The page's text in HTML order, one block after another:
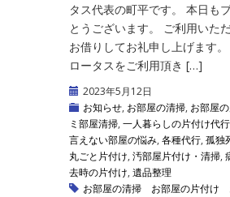
タス代表の町平です。 本日も
とうございます。 ご利用いた
お借りしてお礼申し上げます
ロータスをご利用頂き […]
2023年5月12日
お知らせ, お部屋の清掃, お部屋
ミ部屋清掃, 一人暮らしの片付け代行
言えない部屋の悩み, 各種代行, 孤独
丸ごと片付け, 汚部屋片付け・清掃,
去時の片付け, 遺品整理
お部屋の清掃
お部屋の片付け